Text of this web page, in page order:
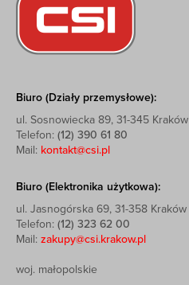
Biuro (Działy przemysłowe):
ul. Sosnowiecka 89, 31-345 Kraków
Telefon: (12) 390 61 80
Mail: kontakt@csi.pl
Biuro (Elektronika użytkowa):
ul. Jasnogórska 69, 31-358 Kraków
Telefon: (12) 323 62 00
Mail: zakupy@csi.krakow.pl
woj. małopolskie